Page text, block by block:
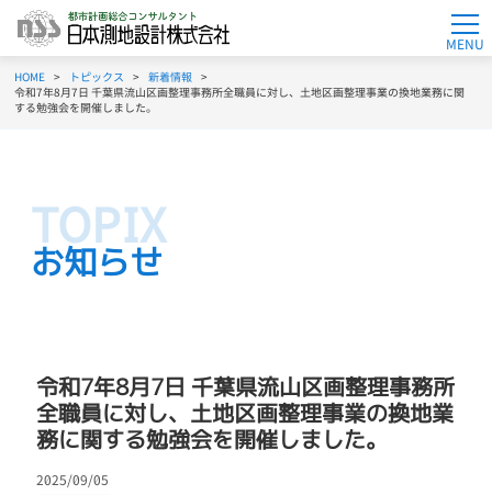
MENU
HOME トピックス
新着情報
令和7年8月7日 千葉県流山区画整理事務所全職員に対し、土地区画整理事業の換地業務に関
する勉強会を開催しました。
お知らせ
令和7年8月7日 千葉県流山区画整理事務所
全職員に対し、土地区画整理事業の換地業
務に関する勉強会を開催しました。
2025/09/05